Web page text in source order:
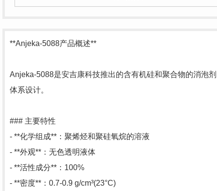
**Anjeka-5088产品概述**
Anjeka-5088是安吉康科技推出的含有机硅和聚合物的消泡
体系设计。
### 主要特性
- **化学组成**：聚烯烃和聚硅氧烷的溶液
- **外观**：无色透明液体
- **活性成分**：100%
- **密度**：0.7-0.9 g/cm³(23°C)